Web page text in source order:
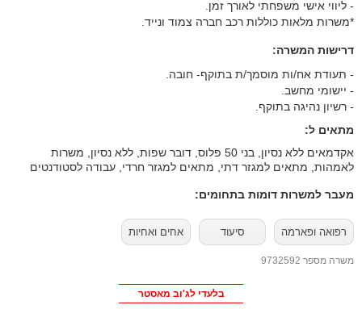
- ליווי אישי משפחתי לאורך זמן.
*משרות מלאות כוללות רכב חברה צמוד ונייד.
דרישות המשרה:
- תעודת אח/ות מוסמך/ת בתוקף- חובה.
- יישומי מחשב.
- רשיון נהיגה בתוקף.
מתאים ל:
אקדמאים ללא נסיון, בני 50 פלוס, דובר שפות, ללא נסיון, משרות
לאמהות, מתאים למגזר דתי, מתאים למגזר חרדי, עבודה לסטודנטים
מעבר למשרות דומות בתחומים:
רפואה ופארמה סיעוד אחים ואחיות
משרה מספר 9732592
בלעדי לג'וב מאסטר